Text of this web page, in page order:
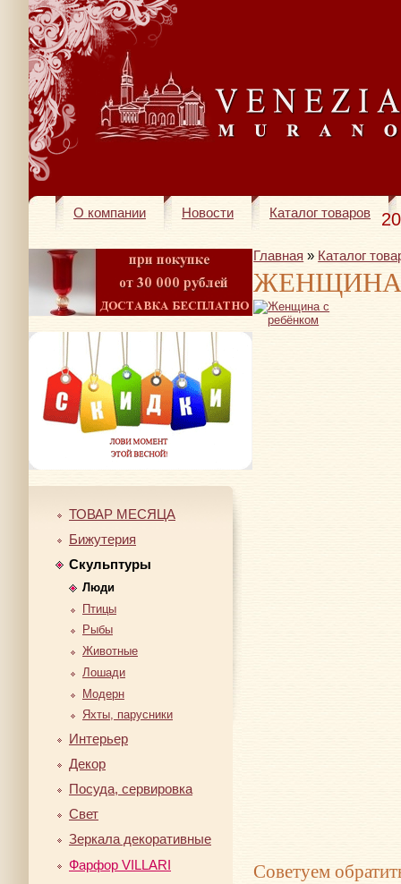
О компании Новости Каталог товаров
ТОВАР МЕСЯЦА
Бижутерия
Скульптуры
Люди
Птицы
Рыбы
Животные
Лошади
Модерн
Яхты, парусники
Интерьер
Декор
Посуда, сервировка
Свет
Зеркала декоративные
Фарфор VILLARI
Главная » Каталог
ЖЕНЩИНА
Советуем